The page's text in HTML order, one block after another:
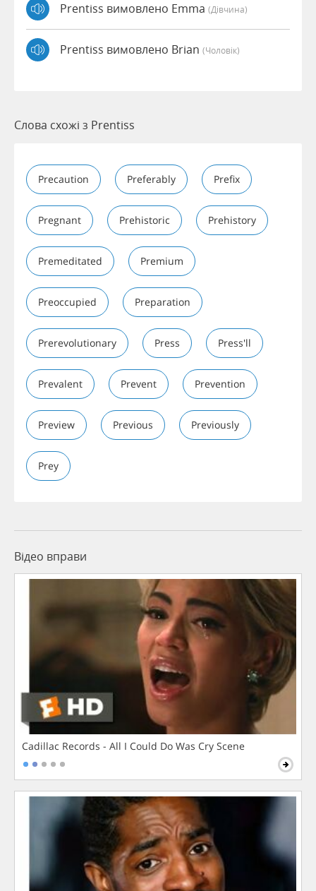
Prentiss вимовлено Emma (дівчина)
Prentiss вимовлено Brian (чоловік)
Слова схожі з Prentiss
Precaution Preferably Prefix
Pregnant Prehistoric Prehistory
Premeditated Premium
Preoccupied Preparation
Prerevolutionary Press Press'll
Prevalent Prevent Prevention
Preview Previous Previously
Prey
Відео вправи
Cadillac Records - All I Could Do Was Cry Scene